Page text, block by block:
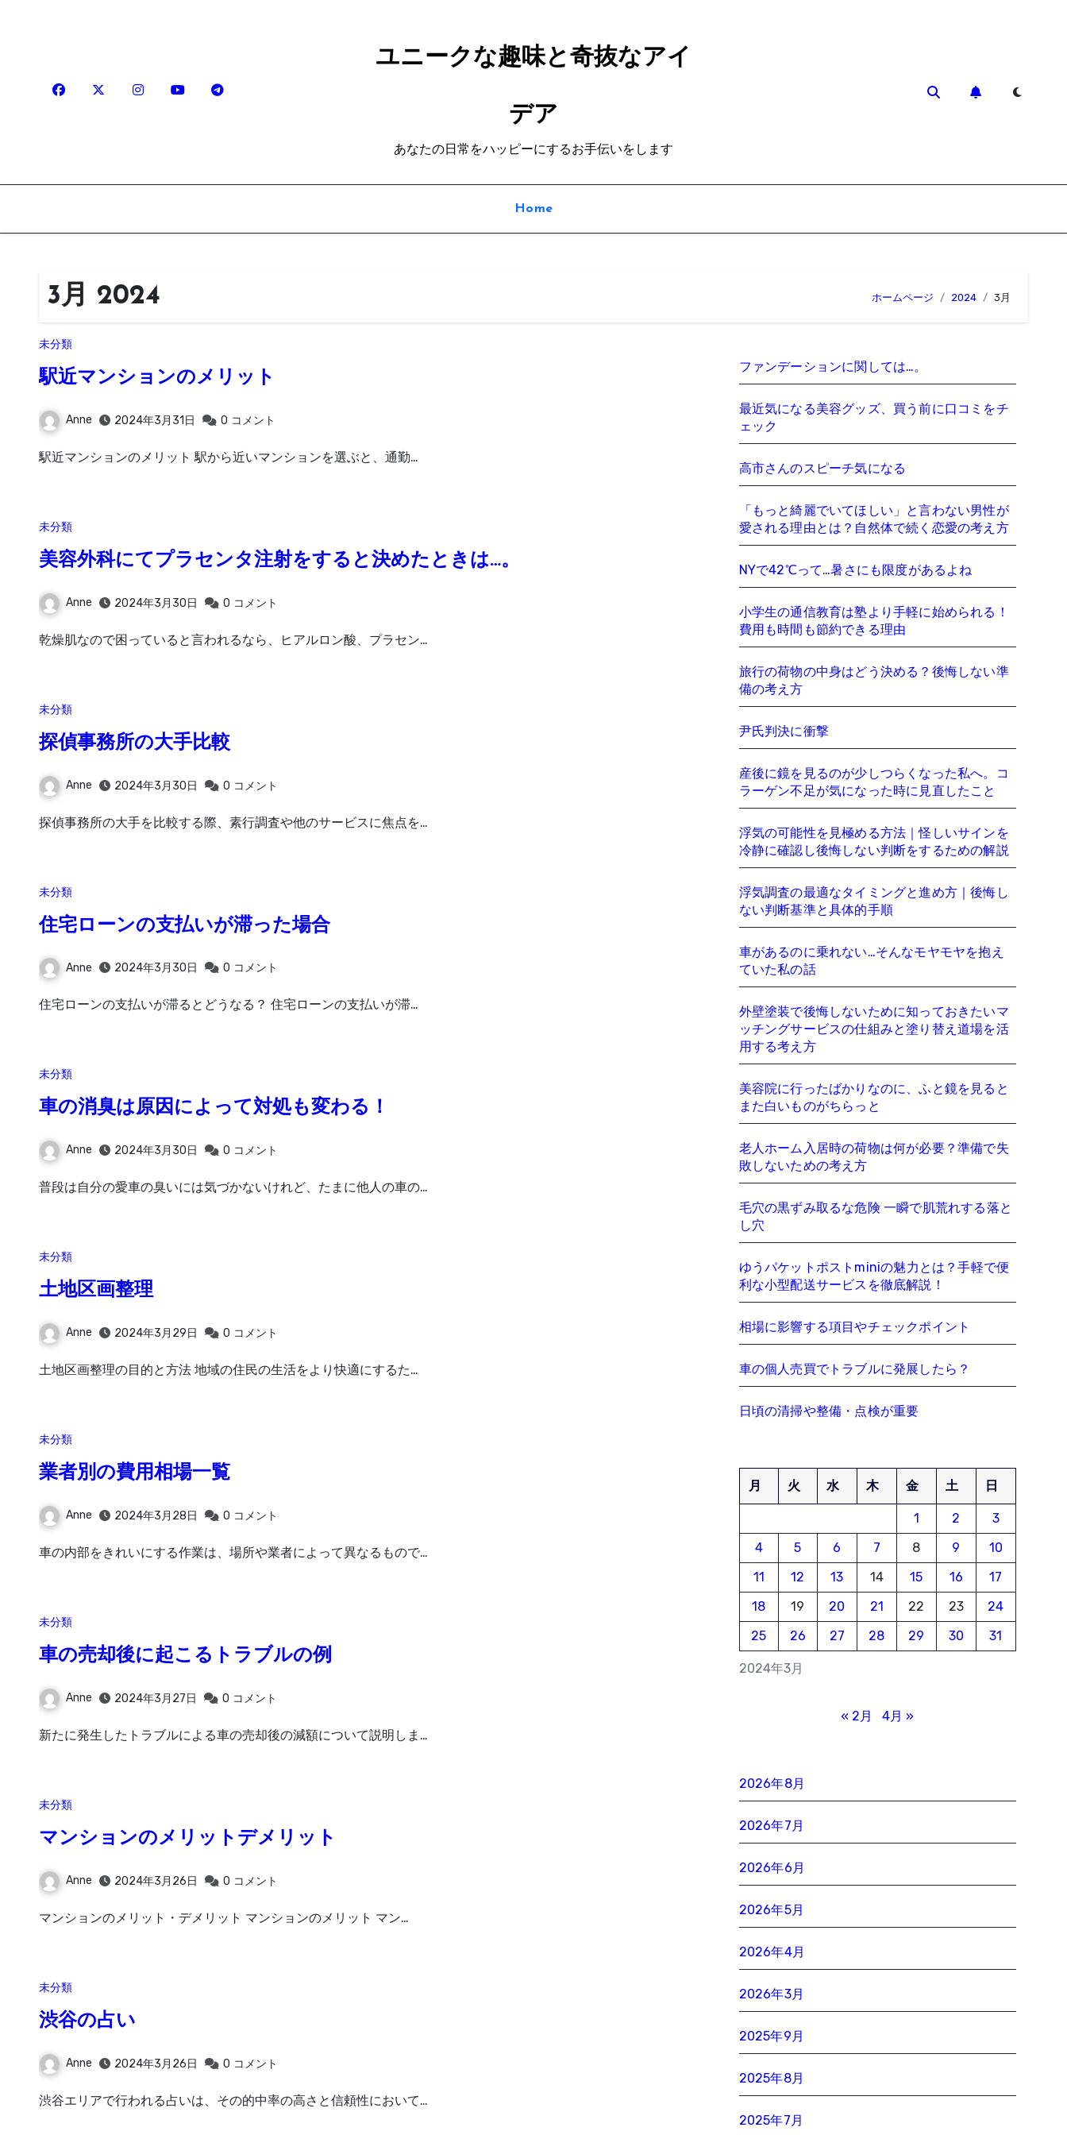
ユニークな趣味と奇抜なアイ
デア
あなたの日常をハッピーにするお手伝いをします
Home
3月 2024 ホームページ 2024 3月
未分類
駅近マンションのメリット
Anne 2024年3月31日 0 コメント
駅近マンションのメリット 駅から近いマンションを選ぶと、通勤…
未分類
美容外科にてプラセンタ注射をすると決めたときは…。
Anne 2024年3月30日 0 コメント
乾燥肌なので困っていると言われるなら、ヒアルロン酸、プラセン…
未分類
探偵事務所の大手比較
Anne 2024年3月30日 0 コメント
探偵事務所の大手を比較する際、素行調査や他のサービスに焦点を…
未分類
住宅ローンの支払いが滞った場合
Anne 2024年3月30日 0 コメント
住宅ローンの支払いが滞るとどうなる？ 住宅ローンの支払いが滞…
未分類
車の消臭は原因によって対処も変わる！
Anne 2024年3月30日 0 コメント
普段は自分の愛車の臭いには気づかないけれど、たまに他人の車の…
未分類
土地区画整理
Anne 2024年3月29日 0 コメント
土地区画整理の目的と方法 地域の住民の生活をより快適にするた…
未分類
業者別の費用相場一覧
Anne 2024年3月28日 0 コメント
車の内部をきれいにする作業は、場所や業者によって異なるもので…
未分類
車の売却後に起こるトラブルの例
Anne 2024年3月27日 0 コメント
新たに発生したトラブルによる車の売却後の減額について説明しま…
未分類
マンションのメリットデメリット
Anne 2024年3月26日 0 コメント
マンションのメリット・デメリット マンションのメリット マン…
未分類
渋谷の占い
Anne 2024年3月26日 0 コメント
渋谷エリアで行われる占いは、その的中率の高さと信頼性において…
ファンデーションに関しては…。
最近気になる美容グッズ、買う前に口コミをチ
ェック
高市さんのスピーチ気になる
「もっと綺麗でいてほしい」と言わない男性が
愛される理由とは？自然体で続く恋愛の考え方
NYで42℃って…暑さにも限度があるよね
小学生の通信教育は塾より手軽に始められる！
費用も時間も節約できる理由
旅行の荷物の中身はどう決める？後悔しない準
備の考え方
尹氏判決に衝撃
産後に鏡を見るのが少しつらくなった私へ。コ
ラーゲン不足が気になった時に見直したこと
浮気の可能性を見極める方法｜怪しいサインを
冷静に確認し後悔しない判断をするための解説
浮気調査の最適なタイミングと進め方｜後悔し
ない判断基準と具体的手順
車があるのに乗れない…そんなモヤモヤを抱え
ていた私の話
外壁塗装で後悔しないために知っておきたいマ
ッチングサービスの仕組みと塗り替え道場を活
用する考え方
美容院に行ったばかりなのに、ふと鏡を見ると
また白いものがちらっと
老人ホーム入居時の荷物は何が必要？準備で失
敗しないための考え方
毛穴の黒ずみ取るな危険 一瞬で肌荒れする落と
し穴
ゆうパケットポストminiの魅力とは？手軽で便
利な小型配送サービスを徹底解説！
相場に影響する項目やチェックポイント
車の個人売買でトラブルに発展したら？
日頃の清掃や整備・点検が重要
2024年3月
月 火 水 木 金 土 日
1 2
3
4
5 6 7 8 9
10
11
12 13 14 15 16
17
18
19 20 21 22 23
24
25
26 27 28 29 30 31
« 2月 4月 »
2026年8月
2026年7月
2026年6月
2026年5月
2026年4月
2026年3月
2025年9月
2025年8月
2025年7月